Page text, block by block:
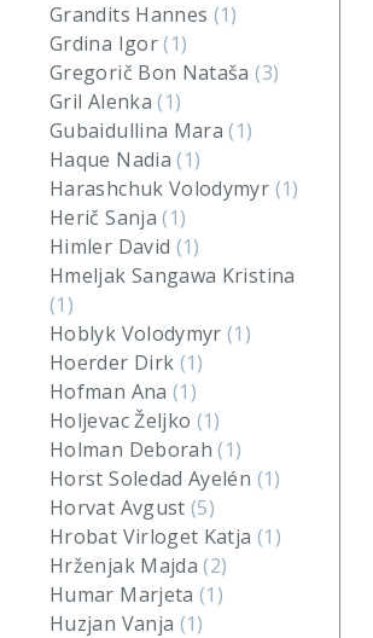
Grandits Hannes (1)
Grdina Igor(1)
Gregorič Bon Nataša(3)
Gril Alenka(1)
Gubaidullina Mara(1)
Haque Nadia(1)
Harashchuk Volodymyr (1)
Herič Sanja(1)
Himler David (1)
Hmeljak Sangawa Kristina
(1)
Hoblyk Volodymyr(1)
Hoerder Dirk (1)
Hofman Ana (1)
Holjevac Željko (1)
Holman Deborah(1)
Horst Soledad Ayelén (1)
Horvat Avgust(5)
Hrobat Virloget Katja (1)
Hrženjak Majda(2)
Humar Marjeta(1)
Huzjan Vanja (1)